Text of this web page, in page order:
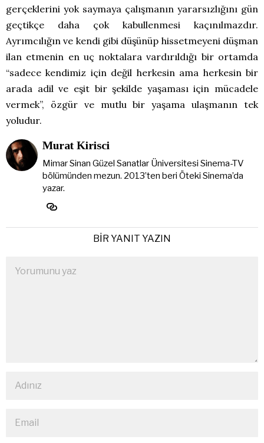
gerçeklerini yok saymaya çalışmanın yararsızlığını gün
geçtikçe daha çok kabullenmesi kaçınılmazdır.
Ayrımcılığın ve kendi gibi düşünüp hissetmeyeni düşman
ilan etmenin en uç noktalara vardırıldığı bir ortamda
“sadece kendimiz için değil herkesin ama herkesin bir
arada adil ve eşit bir şekilde yaşaması için mücadele
vermek”, özgür ve mutlu bir yaşama ulaşmanın tek
yoludur.
Murat Kirisci
Mimar Sinan Güzel Sanatlar Üniversitesi Sinema-TV
bölümünden mezun. 2013’ten beri Öteki Sinema’da
yazar.
BIR YANIT YAZIN